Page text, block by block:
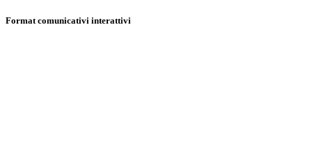
Format comunicativi interattivi